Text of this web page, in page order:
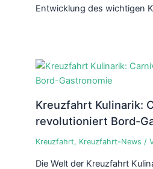
Entwicklung des wichtigen
Kreuzfahrt Kulinarik:
revolutioniert Bord-
Kreuzfahrt, Kreuzfahrt-News /
Die Welt der Kreuzfahrt